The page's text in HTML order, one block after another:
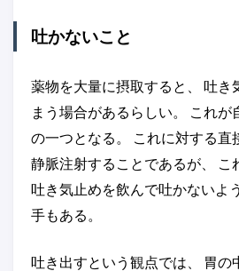
吐かないこと
薬物を大量に摂取すると、 吐き
まう場合があるらしい。 これが
の一つとなる。 これに対する直
静脈注射することであるが、 こ
吐き気止めを飲んで吐かないよ
手もある。
吐き出すという観点では、 胃の